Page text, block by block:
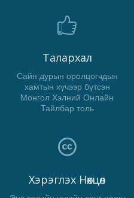
Талархал
Сайн дурын оролцогчдын
хамтын хүчээр бүтсэн
Монгол Хэлний Онлайн
Тайлбар толь
Хэрэглэх Нөхцөл